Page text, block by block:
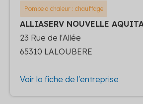
Pompe a chaleur : chauffage
ALLIASERV NOUVELLE
23 Rue de l'Allée
65310 LALOUBERE
Voir la fiche de l'entreprise